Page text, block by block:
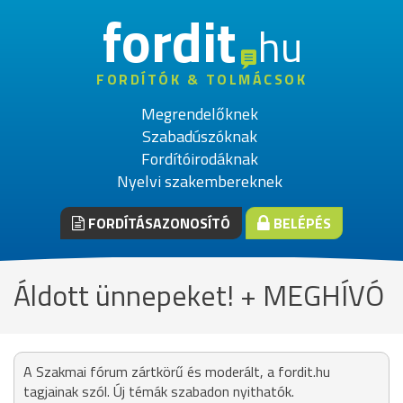
fordithu
FORDÍTÓK & TOLMÁCSOK
Megrendelőknek
Szabadúszóknak
Fordítóirodáknak
Nyelvi szakembereknek
FORDÍTÁSAZONOSÍTÓ BELÉPÉS
Áldott ünnepeket! + MEGHÍVÓ
A Szakmai fórum zártkörű és moderált, a fordit.hu
tagjainak szól. Új témák szabadon nyithatók.